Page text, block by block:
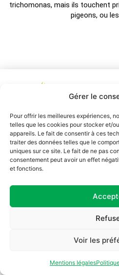
Gérer le
Pour offrir les meilleures expériences,
telles que les cookies pour stocker et/
appareils. Le fait de consentir à ces
traiter des données telles que le
uniques sur ce site. Le fait de ne pas
consentement peut avoir un effet
et fonctions.
Voir les
Mentions légales
trichomonas, mais ils touchent
pigeons, ou
Me
Email :
ASTROWEB DIGITAL ® 2025